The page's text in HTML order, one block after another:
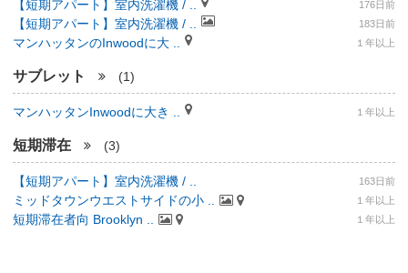
【短期アパート】室内洗濯機 / .. 176日前
【短期アパート】室内洗濯機 / .. 183日前
マンハッタンのInwoodに大 .. １年以上
サブレット (1)
マンハッタンInwoodに大き .. １年以上
短期滞在 (3)
【短期アパート】室内洗濯機 / .. 163日前
ミッドタウンウエストサイドの小 .. １年以上
短期滞在者向 Brooklyn .. １年以上